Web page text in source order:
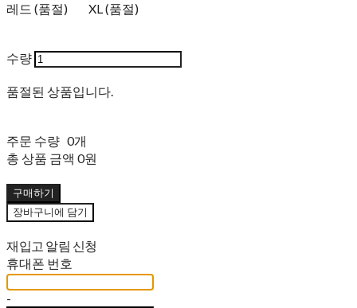
레드 (품절)
XL (품절)
수량
품절된 상품입니다.
주문 수량 0개
총 상품 금액 0원
구매하기
장바구니에 담기
재입고 알림 신청
휴대폰 번호
-